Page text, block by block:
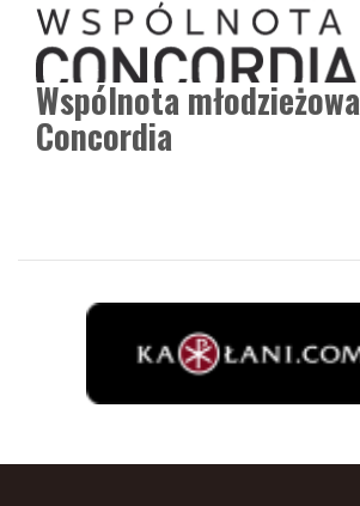
Wspólnota młodzieżowa
Concordia